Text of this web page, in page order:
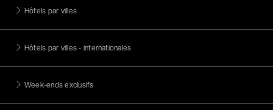
Hôtels par villes
Hôtels par villes - internationales
Week-ends exclusifs